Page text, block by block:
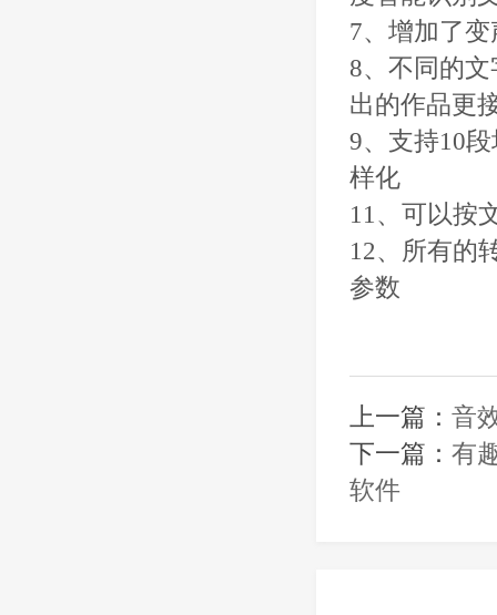
7、增加了
8、不同的
出的作品更
9、支持10
样化
11、可以按
12、所有的
参数
上一篇： 音
下一篇： 有
软件